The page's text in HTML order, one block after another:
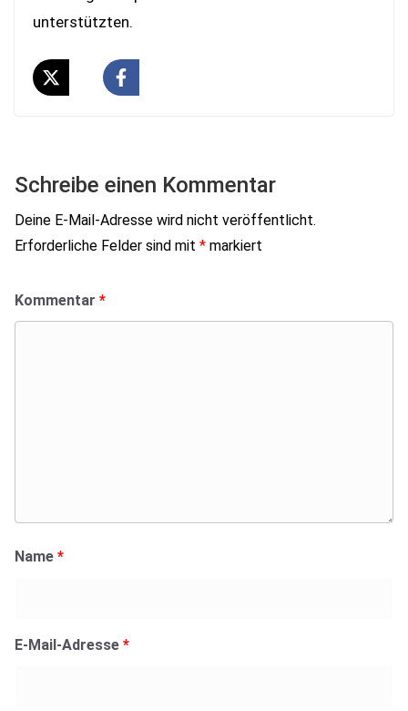
unterstützten.
Schreibe einen Kommentar
Deine E-Mail-Adresse wird nicht veröffentlicht.
Erforderliche Felder sind mit * markiert
Kommentar *
Name *
E-Mail-Adresse *